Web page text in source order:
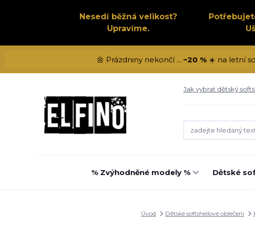
Nesedí běžná velikost?
Upravíme.
🌼 Prázdniny nekončí ... −20 %☀️ na letní
Jak vybrat dětský
% Zvýhodněné modely % Dětské
Úvod Dětské softshellové oblečení